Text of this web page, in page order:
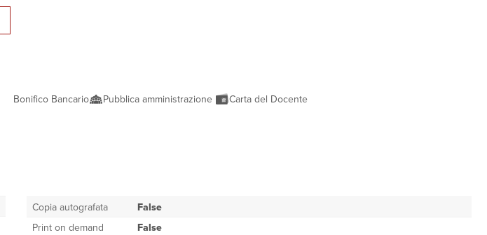
Bonifico Bancario Pubblica amministrazione Carta del Docente
Copia autografata
False
Print on demand
False